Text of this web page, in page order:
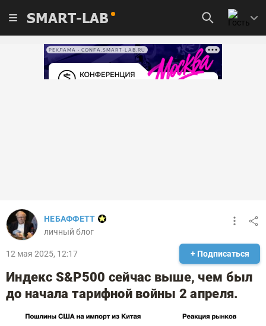
SMART-LAB
РЕКЛАМА • CONFA.SMART-LAB.RU
НЕБАФФЕТТ
личный блог
12 мая 2025, 12:17 + Подписаться
Индекс S&P500 сейчас выше, чем был
до начала тарифной войны 2 апреля.